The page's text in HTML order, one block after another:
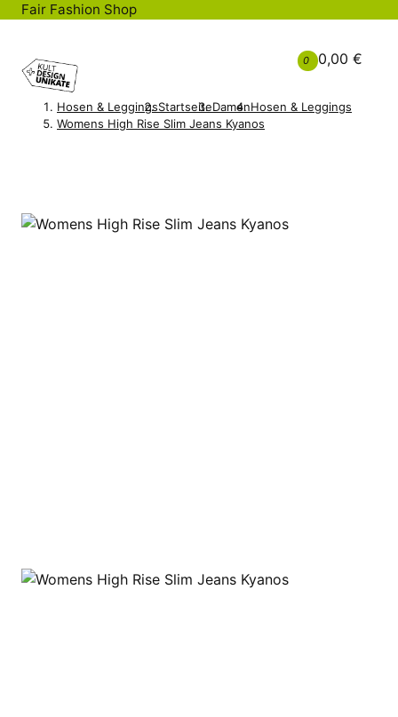
Fair Fashion Shop
0 0,00 €
Hosen & LeggingsStartseiteDamenHosen & Leggings
Womens High Rise Slim Jeans Kyanos